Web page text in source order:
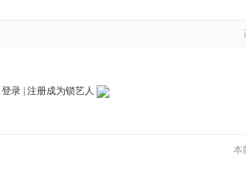
登录| 注册成为锁艺人
本